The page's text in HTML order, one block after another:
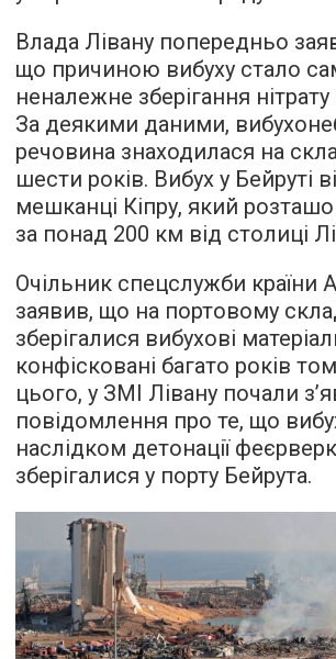
Влада Лівану попередньо
що причиною вибуху стало
неналежне зберігання
За деякими даними,
речовина знаходилася на
шести років. Вибух у Бейруті
мешканці Кіпру, який
за понад 200 км від столиці
Очільник спецслужби країни
заявив, що на портовому
зберігалися вибухові
конфісковані багато років
цього, у ЗМІ Лівану почали
повідомлення про те, що
наслідком детонації
зберігалися у порту Бейрута.